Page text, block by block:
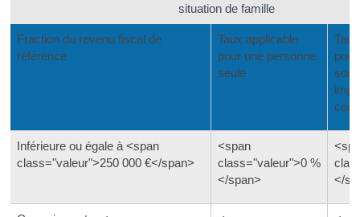
situation de famille
Fraction du revenu fiscal de
référence
Taux applicable
pour une personne
seule
Inférieure ou égale à <span
class="valeur">250 000 €</span>
<span
class="valeur">0 %
</span>
</